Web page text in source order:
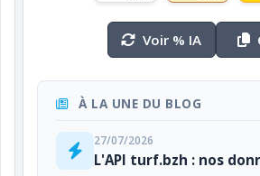
Voir % IA
À LA UNE DU BLOG
27/07/2026
L'API turf.bzh : nos